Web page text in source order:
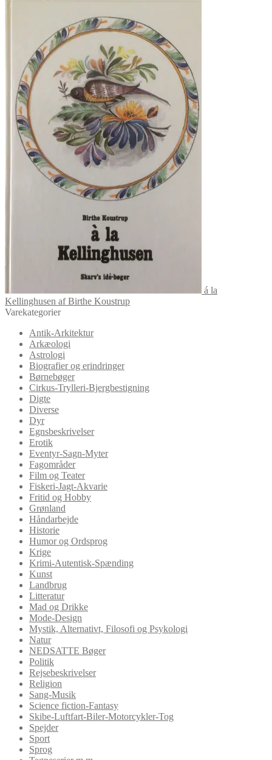
á la
Kellinghusen af Birthe Koustrup
Varekategorier
Antik-Arkitektur
Arkæologi
Astrologi
Biografier og erindringer
Børnebøger
Cirkus-Trylleri-Bjergbestigning
Digte
Diverse
Dyr
Egnsbeskrivelser
Erotik
Eventyr-Sagn-Myter
Fagområder
Film og Teater
Fiskeri-Jagt-Akvarie
Fritid og Hobby
Grønland
Håndarbejde
Historie
Humor og Ordsprog
Krige
Krimi-Autentisk-Spænding
Kunst
Landbrug
Litteratur
Mad og Drikke
Mode-Design
Mystik, Alternativt, Filosofi og Psykologi
Natur
NEDSATTE Bøger
Politik
Rejsebeskrivelser
Religion
Sang-Musik
Science fiction-Fantasy
Skibe-Luftfart-Biler-Motorcykler-Tog
Spejder
Sport
Sprog